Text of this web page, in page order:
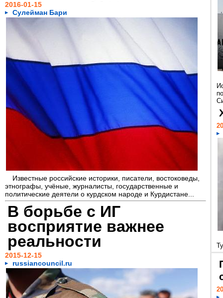
2016-01-15
Сулейман Бари
Известные российские историки, писатели, востоковеды,
этнографы, учёные, журналисты, государственные и
политические деятели о курдском народе и Курдистане...
В борьбе с ИГ
восприятие важнее
реальности
2015-12-15
russiancouncil.ru